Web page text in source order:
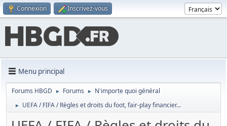
Connexion Inscrivez-vous
Menu principal
Forums HBGD ► Forums ► N'importe quoi général
► UEFA / FIFA / Règles et droits du foot, fair-play financier...